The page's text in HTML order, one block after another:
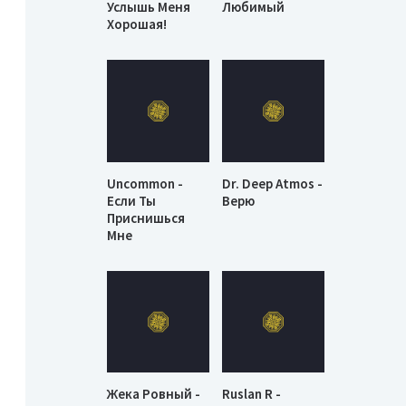
Услышь Меня
Хорошая!
Любимый
Uncommon -
Если Ты
Приснишься
Мне
Dr. Deep Atmos -
Верю
Жека Ровный -
Ruslan R -